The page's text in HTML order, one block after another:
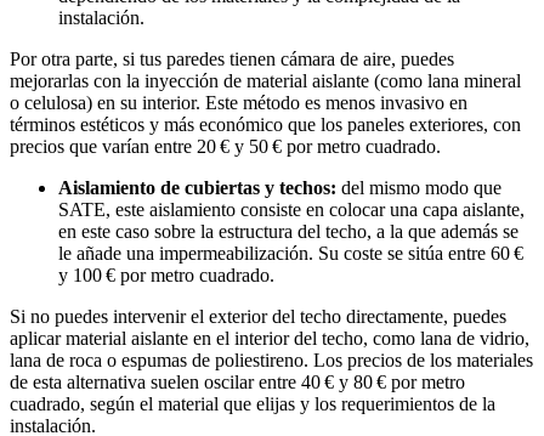
instalación.
Por otra parte, si tus paredes tienen cámara de aire, puedes
mejorarlas con la inyección de material aislante (como lana mineral
o celulosa) en su interior. Este método es menos invasivo en
términos estéticos y más económico que los paneles exteriores, con
precios que varían entre 20 € y 50 € por metro cuadrado.
Aislamiento de cubiertas y techos: del mismo modo que
SATE, este aislamiento consiste en colocar una capa aislante,
en este caso sobre la estructura del techo, a la que además se
le añade una impermeabilización. Su coste se sitúa entre 60 €
y 100 € por metro cuadrado.
Si no puedes intervenir el exterior del techo directamente, puedes
aplicar material aislante en el interior del techo, como lana de vidrio,
lana de roca o espumas de poliestireno. Los precios de los materiales
de esta alternativa suelen oscilar entre 40 € y 80 € por metro
cuadrado, según el material que elijas y los requerimientos de la
instalación.